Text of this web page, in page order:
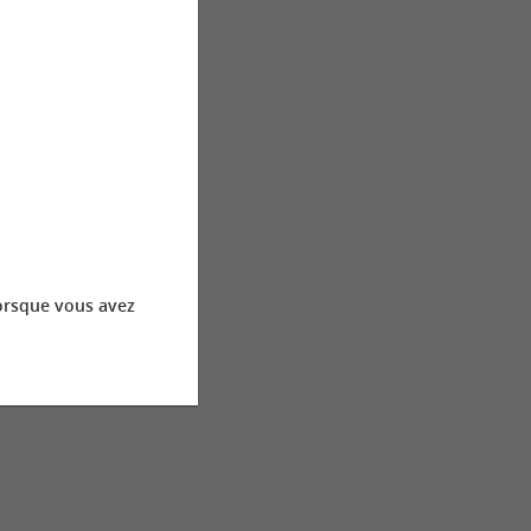
vous avez